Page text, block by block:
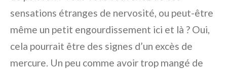
sensations étranges de nervosité, ou peut-être
même un petit engourdissement ici et là ? Oui,
cela pourrait être des signes d’un excès de
mercure. Un peu comme avoir trop mangé de